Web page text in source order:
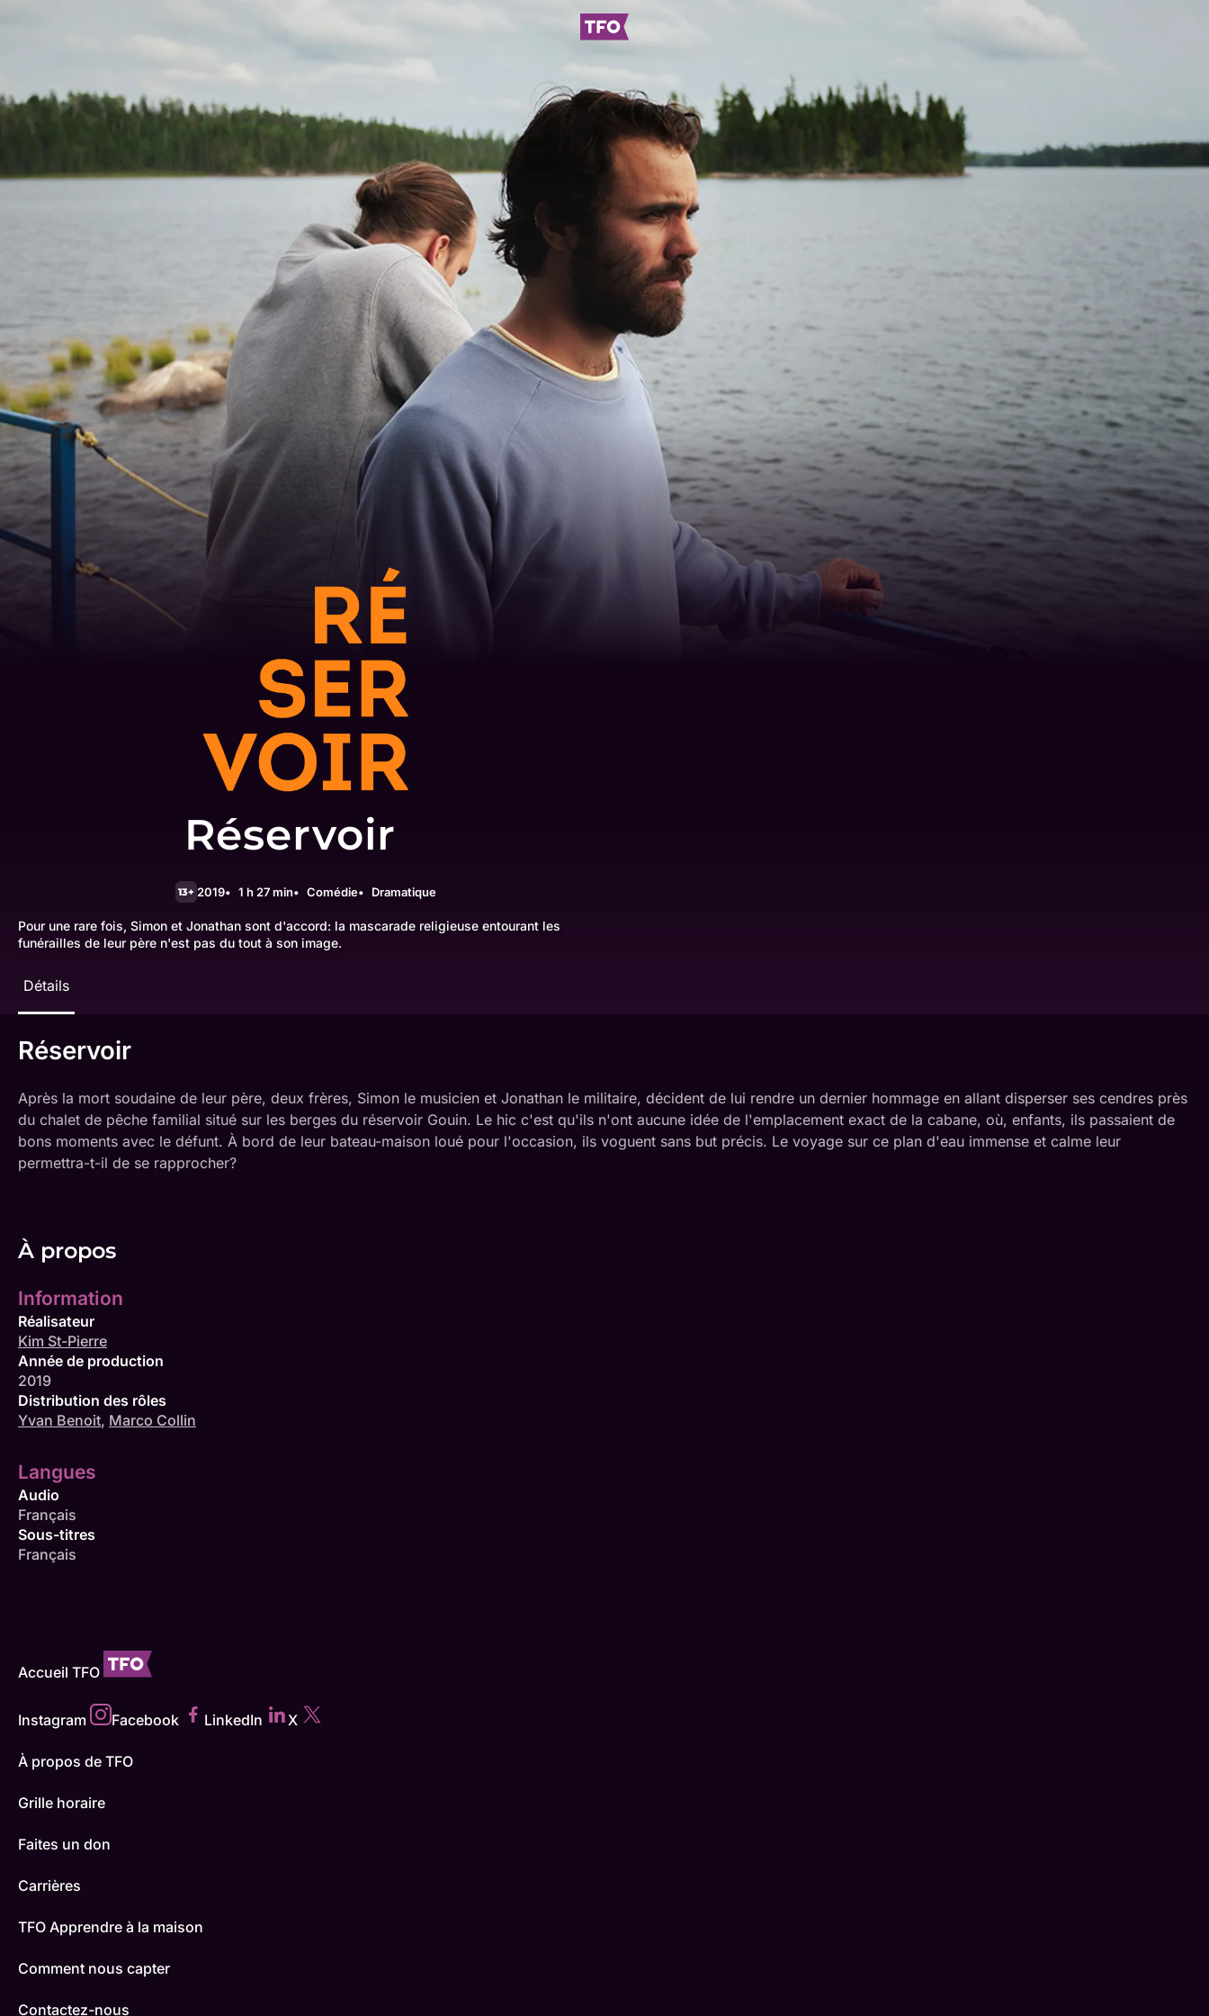
Réservoir
13+ 2019 1 h 27 min Comédie Dramatique
Pour une rare fois, Simon et Jonathan sont d'accord: la mascarade religieuse entourant les
funérailles de leur père n'est pas du tout à son image.
Détails
Réservoir
Après la mort soudaine de leur père, deux frères, Simon le musicien et Jonathan le militaire, décident de lui rendre un dernier hommage en allant disperser ses cendres près
du chalet de pêche familial situé sur les berges du réservoir Gouin. Le hic c'est qu'ils n'ont aucune idée de l'emplacement exact de la cabane, où, enfants, ils passaient de
bons moments avec le défunt. À bord de leur bateau-maison loué pour l'occasion, ils voguent sans but précis. Le voyage sur ce plan d'eau immense et calme leur
permettra-t-il de se rapprocher?
À propos
Information
Réalisateur
Kim St-Pierre
Année de production
2019
Distribution des rôles
Yvan Benoit, Marco Collin
Langues
Audio
Français
Sous-titres
Français
Accueil TFO
Instagram Facebook LinkedIn X
À propos de TFO
Grille horaire
Faites un don
Carrières
TFO Apprendre à la maison
Comment nous capter
Contactez-nous